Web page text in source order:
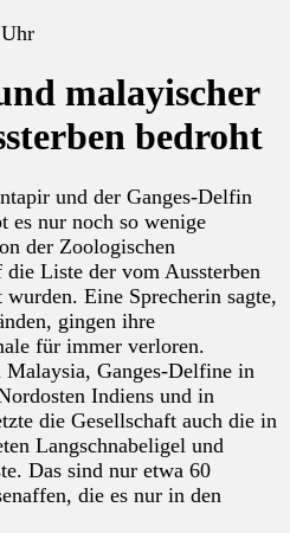
malayischer
bedroht
und der Ganges-Delfin
es nur noch so wenige
der Zoologischen
Liste der vom Aussterben
Eine Sprecherin sagte,
gingen ihre
für immer verloren.
Malaysia, Ganges-Delfine in
Indiens und in
die Gesellschaft auch die in
Langschnabeligel und
Das sind nur etwa 60
die es nur in den